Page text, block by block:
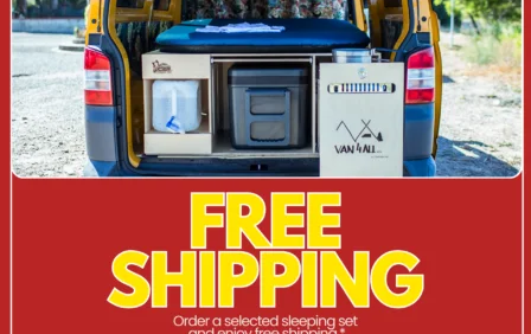
Maty do spania samopompujące są popularnym wyborem
wśród miłośników outdooru, którzy cenią sobie wygodę i
praktyczność podczas podróży campingowej. Produkt firmy
KAMPAOUTDOORS oferuje innowacyjne rozwiązania, aby
zapewnić użytkownikom komfortowy sen podczas ich
przygód na świeżym powietrzu.
Maty te wysokiej jakości materiałów, które są zarówno
lekkie, jak i trwałe. Samopompująca funkcja pozwala na łatwe
i szybkie rozłożenie maty bez konieczności używania pompki
ręcznej. Wystarczy otworzyć wentyl i mata zacznie się sama